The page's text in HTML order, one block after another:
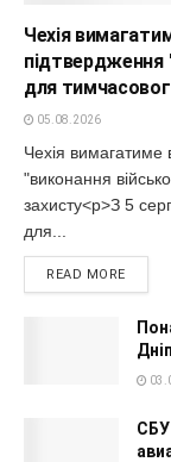
Чехія
підтвердження
для
05.08.2026
Чехія вимагатиме
"виконання
захисту<p>З 5
для...
READ MORE